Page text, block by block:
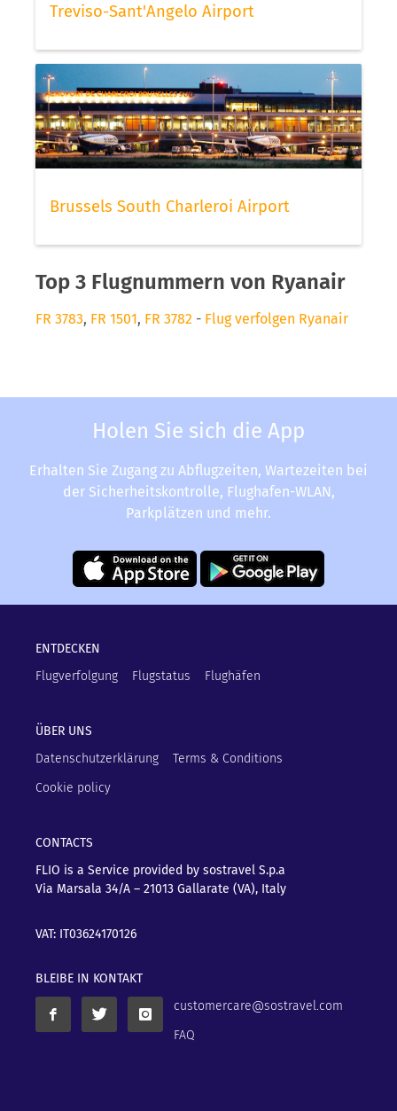
Treviso-Sant'Angelo Airport
Brussels South Charleroi Airport
Top 3 Flugnummern von Ryanair
FR 3783, FR 1501, FR 3782 - Flug verfolgen Ryanair
Holen Sie sich die App
Erhalten Sie Zugang zu Abflugzeiten, Wartezeiten bei
der Sicherheitskontrolle, Flughafen-WLAN,
Parkplätzen und mehr.
ENTDECKEN
Flugverfolgung
Flugstatus Flughäfen
ÜBER UNS
Datenschutzerklärung
Terms & Conditions
Cookie policy
CONTACTS
FLIO is a Service provided by sostravel S.p.a
Via Marsala 34/A – 21013 Gallarate (VA), Italy
VAT: IT03624170126
BLEIBE IN KONTAKT
customercare@sostravel.com
FAQ